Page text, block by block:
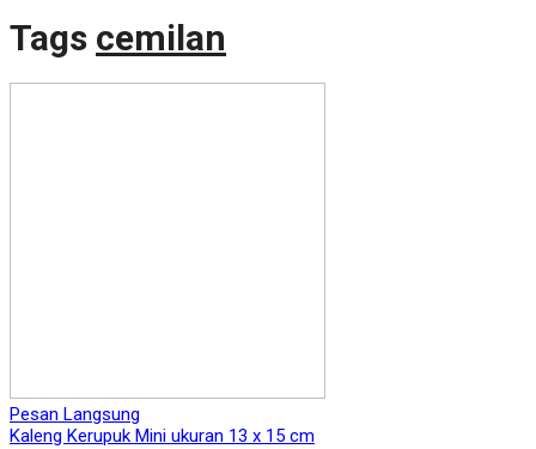
Tags cemilan
Pesan Langsung
Kaleng Kerupuk Mini ukuran 13 x 15 cm